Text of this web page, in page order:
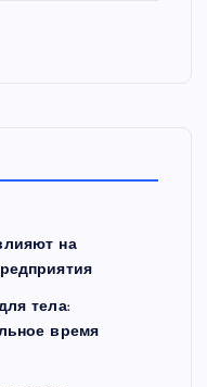
на
тела:
время